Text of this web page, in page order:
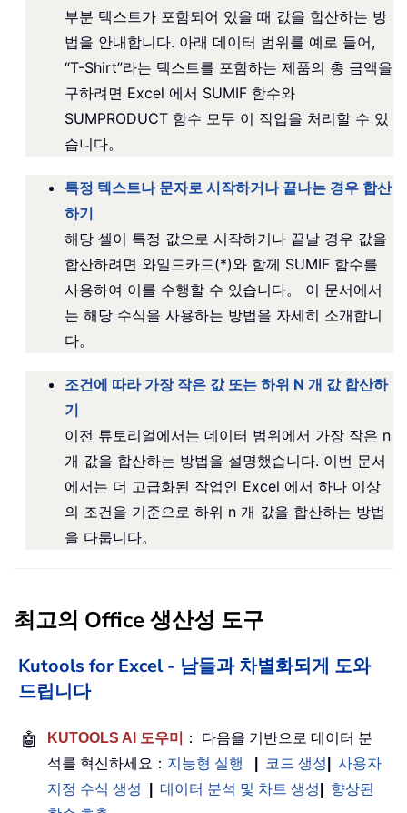
부분 텍스트가 포함되어 있을 때 값을 합산하는 방
법을 안내합니다. 아래 데이터 범위를 예로 들어,
“T-Shirt”라는 텍스트를 포함하는 제품의 총 금액을
구하려면 Excel 에서 SUMIF 함수와
SUMPRODUCT 함수 모두 이 작업을 처리할 수 있
습니다。
특정 텍스트나 문자로 시작하거나 끝나는 경우 합산
하기
해당 셀이 특정 값으로 시작하거나 끝날 경우 값을
합산하려면 와일드카드(*)와 함께 SUMIF 함수를
사용하여 이를 수행할 수 있습니다。 이 문서에서
는 해당 수식을 사용하는 방법을 자세히 소개합니
다。
조건에 따라 가장 작은 값 또는 하위 N 개 값 합산하
기
이전 튜토리얼에서는 데이터 범위에서 가장 작은 n
개 값을 합산하는 방법을 설명했습니다. 이번 문서
에서는 더 고급화된 작업인 Excel 에서 하나 이상
의 조건을 기준으로 하위 n 개 값을 합산하는 방법
을 다룹니다。
최고의 Office 생산성 도구
Kutools for Excel - 남들과 차별화되게 도와
드립니다
🤖 KUTOOLS AI 도우미
： 다음을 기반으로 데이터 분
석를 혁신하세요： 지능형 실행 코드 생성
사용자
지정 수식 생성
데이터 분석 및 차트 생성
향상된